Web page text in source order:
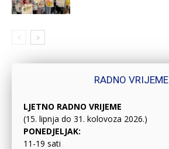
RADNO VRIJEME
LJETNO RADNO VRIJEME
(15. lipnja do 31. kolovoza 2026.)
PONEDJELJAK:
11-19 sati